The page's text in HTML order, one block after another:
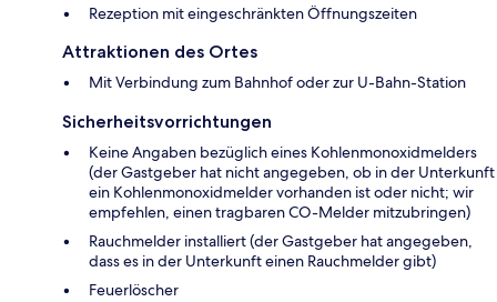
Rezeption mit eingeschränkten Öffnungszeiten
Attraktionen des Ortes
Mit Verbindung zum Bahnhof oder zur U-Bahn-Station
Sicherheitsvorrichtungen
Keine Angaben bezüglich eines Kohlenmonoxidmelders
(der Gastgeber hat nicht angegeben, ob in der Unterkunft
ein Kohlenmonoxidmelder vorhanden ist oder nicht; wir
empfehlen, einen tragbaren CO-Melder mitzubringen)
Rauchmelder installiert (der Gastgeber hat angegeben,
dass es in der Unterkunft einen Rauchmelder gibt)
Feuerlöscher